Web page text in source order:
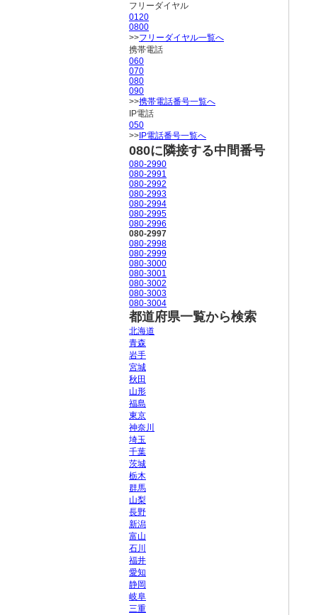
フリーダイヤル
0120
0800
>>フリーダイヤル一覧へ
携帯電話
060
070
080
090
>>携帯電話番号一覧へ
IP電話
050
>> IP電話番号一覧へ
080に隣接する中間番号
080-2990
080-2991
080-2992
080-2993
080-2994
080-2995
080-2996
080-2997
080-2998
080-2999
080-3000
080-3001
080-3002
080-3003
080-3004
都道府県一覧から検索
北海道
青森
岩手
宮城
秋田
山形
福島
東京
神奈川
埼玉
千葉
茨城
栃木
群馬
山梨
長野
新潟
富山
石川
福井
愛知
静岡
岐阜
三重